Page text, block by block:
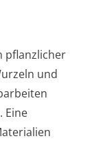
pflanzlicher
und
Eine